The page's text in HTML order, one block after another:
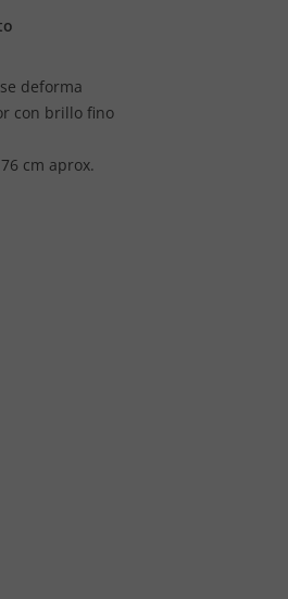
deforma
con brillo fino
cm aprox.